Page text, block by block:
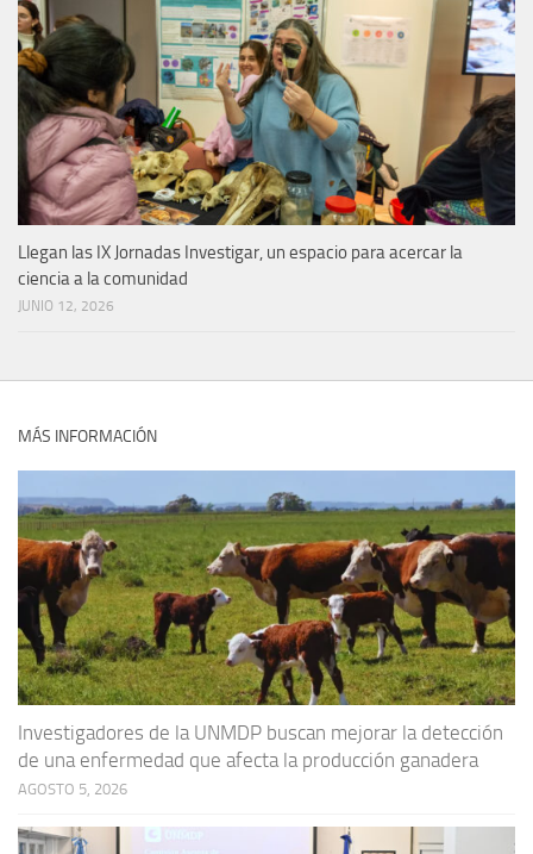
Llegan las IX Jornadas Investigar, un espacio para acercar la
ciencia a la comunidad
JUNIO 12, 2026
MÁS INFORMACIÓN
Investigadores de la UNMDP buscan mejorar la detección
de una enfermedad que afecta la producción ganadera
AGOSTO 5, 2026